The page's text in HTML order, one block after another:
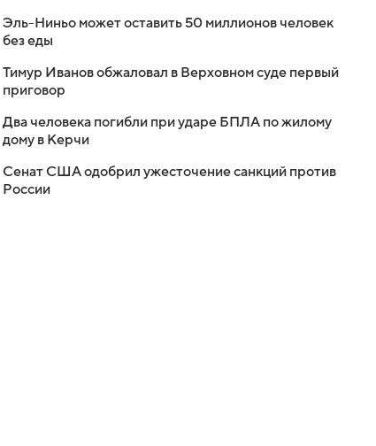
Эль-Ниньо может оставить 50 миллионов человек
без еды
Тимур Иванов обжаловал в Верховном суде первый
приговор
Два человека погибли при ударе БПЛА по жилому
дому в Керчи
Сенат США одобрил ужесточение санкций против
России